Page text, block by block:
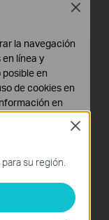
Extender
Button
su región.
Close
la navegación
línea y
en
de cookies en
en
tu sistema.
tus
Close